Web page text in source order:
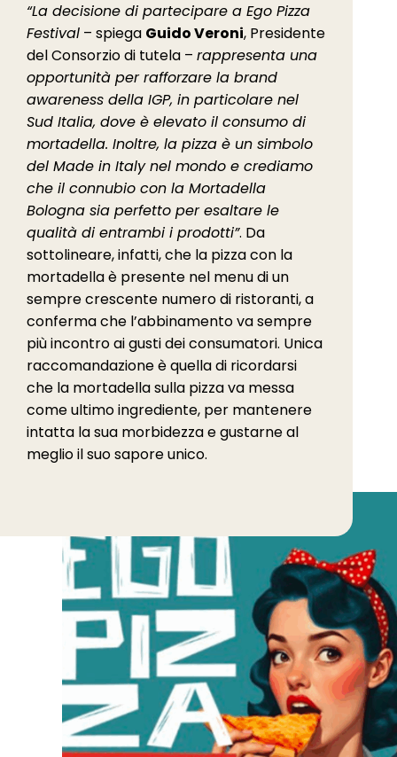
“La decisione di partecipare a Ego Pizza
Festival – spiega Guido Veroni, Presidente
del Consorzio di tutela – rappresenta una
opportunità per rafforzare la brand
awareness della IGP, in particolare nel
Sud Italia, dove è elevato il consumo di
mortadella. Inoltre, la pizza è un simbolo
del Made in Italy nel mondo e crediamo
che il connubio con la Mortadella
Bologna sia perfetto per esaltare le
qualità di entrambi i prodotti”. Da
sottolineare, infatti, che la pizza con la
mortadella è presente nel menu di un
sempre crescente numero di ristoranti, a
conferma che l’abbinamento va sempre
più incontro ai gusti dei consumatori. Unica
raccomandazione è quella di ricordarsi
che la mortadella sulla pizza va messa
come ultimo ingrediente, per mantenere
intatta la sua morbidezza e gustarne al
meglio il suo sapore unico.